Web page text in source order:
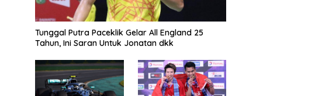
Tunggal Putra Paceklik Gelar All England 25
Tahun, Ini Saran Untuk Jonatan dkk